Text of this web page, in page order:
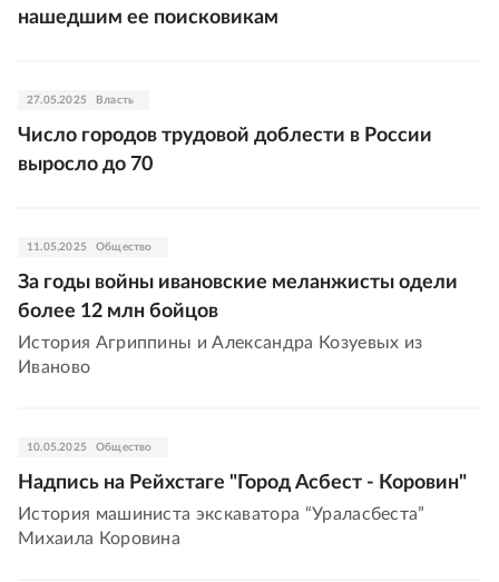
нашедшим ее поисковикам
27.05.2025 Власть
Число городов трудовой доблести в России
выросло до 70
11.05.2025 Общество
За годы войны ивановские меланжисты одели
более 12 млн бойцов
История Агриппины и Александра Козуевых из
Иваново
10.05.2025 Общество
Надпись на Рейхстаге "Город Асбест - Коровин"
История машиниста экскаватора “Ураласбеста”
Михаила Коровина